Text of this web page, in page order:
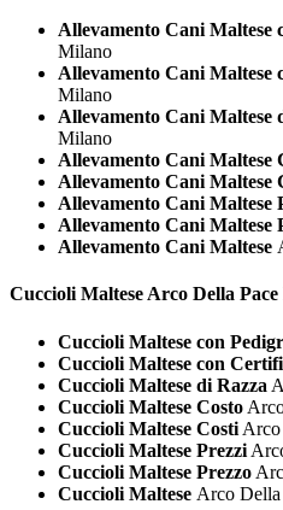
Allevamento Cani Maltese
Milano
Allevamento Cani Maltese
Milano
Allevamento Cani Maltese
Milano
Allevamento Cani Maltese
Allevamento Cani Maltese
Allevamento Cani Maltese
Allevamento Cani Maltese
Allevamento Cani Maltese
Cuccioli Maltese Arco Della
Cuccioli Maltese con
Cuccioli Maltese con
Cuccioli Maltese di Razza
Cuccioli Maltese Costo
Cuccioli Maltese Costi
Cuccioli Maltese Prezzi
Cuccioli Maltese Prezzo
Cuccioli Maltese Arco